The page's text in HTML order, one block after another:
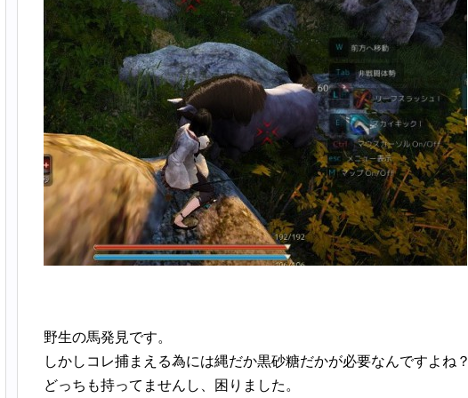
野生の馬発見です。
しかしコレ捕まえる為には縄だか黒砂糖だかが必要なんですよね？
どっちも持ってませんし、困りました。